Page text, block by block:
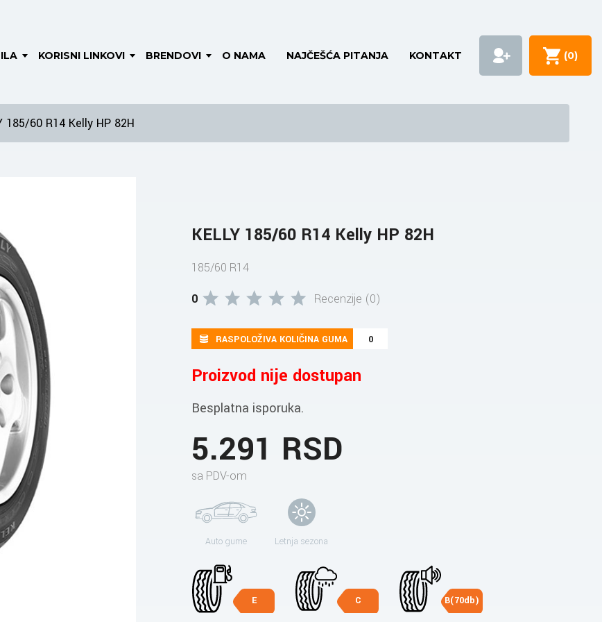
KORISNI LINKOVI BRENDOVI O NAMA NAJČEŠĆA PITANJA KONTAKT (0)
185/60 R14 Kelly HP 82H
KELLY 185/60 R14 Kelly HP 82H
185/60 R14
0
Recenzije (0)
RASPOLOŽIVA KOLIČINA GUMA 0
Proizvod nije dostupan
Besplatna isporuka.
5.291 RSD
sa PDV-om
Auto gume Letnja sezona
E C B(70db)